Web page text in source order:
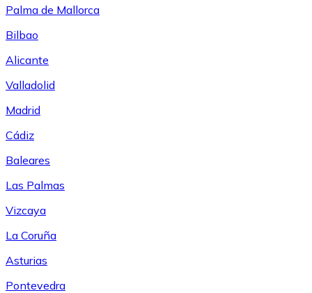
Palma de Mallorca
Bilbao
Alicante
Valladolid
Madrid
Cádiz
Baleares
Las Palmas
Vizcaya
La Coruña
Asturias
Pontevedra